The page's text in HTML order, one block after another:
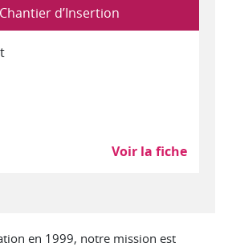
d’Insertion
Voir la fiche
en 1999, notre mission est